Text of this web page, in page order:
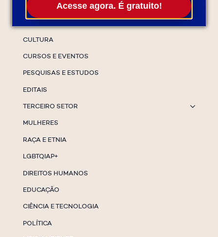
Acesse agora. É gratuito!
CULTURA
CURSOS E EVENTOS
PESQUISAS E ESTUDOS
EDITAIS
TERCEIRO SETOR
MULHERES
RAÇA E ETNIA
LGBTQIAP+
DIREITOS HUMANOS
EDUCAÇÃO
CIÊNCIA E TECNOLOGIA
POLÍTICA